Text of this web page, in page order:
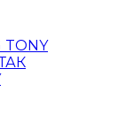
TONY